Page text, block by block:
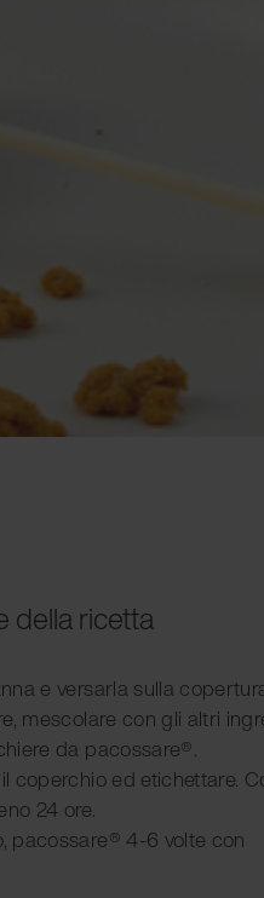
della ricetta
e versarla sulla
mescolare con gli altri
da pacossare®.
coperchio ed etichettare.
24 ore.
pacossare® 4-6 volte con